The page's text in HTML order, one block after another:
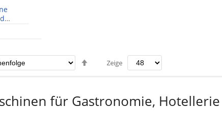
Absteigend
Zeige
für Gastronomie,